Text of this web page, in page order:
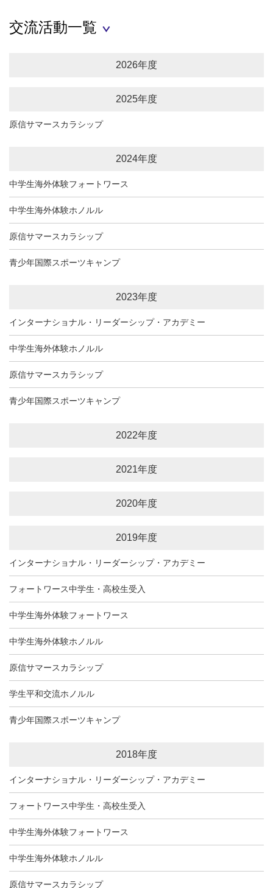
交流活動一覧
2026年度
2025年度
原信サマースカラシップ
2024年度
中学生海外体験フォートワース
中学生海外体験ホノルル
原信サマースカラシップ
青少年国際スポーツキャンプ
2023年度
インターナショナル・リーダーシップ・アカデミー
中学生海外体験ホノルル
原信サマースカラシップ
青少年国際スポーツキャンプ
2022年度
2021年度
2020年度
2019年度
インターナショナル・リーダーシップ・アカデミー
フォートワース中学生・高校生受入
中学生海外体験フォートワース
中学生海外体験ホノルル
原信サマースカラシップ
学生平和交流ホノルル
青少年国際スポーツキャンプ
2018年度
インターナショナル・リーダーシップ・アカデミー
フォートワース中学生・高校生受入
中学生海外体験フォートワース
中学生海外体験ホノルル
原信サマースカラシップ